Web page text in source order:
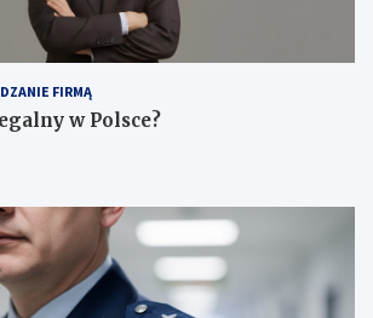
FIRMĄ
w Polsce?